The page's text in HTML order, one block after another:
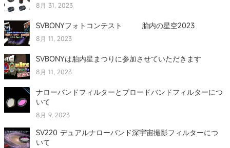
8月 31, 2023
SVBONYフォトコンテスト 胎内の星空2023
8月 11, 2023
SVBONYは胎内星まつりに参加させていただきます
8月 11, 2023
ナローバンドフィルターとブロードバンドフィルターにつ
いて
8月 9, 2023
SV220 デュアルナローバンド深宇宙撮影フィルターにつ
いて